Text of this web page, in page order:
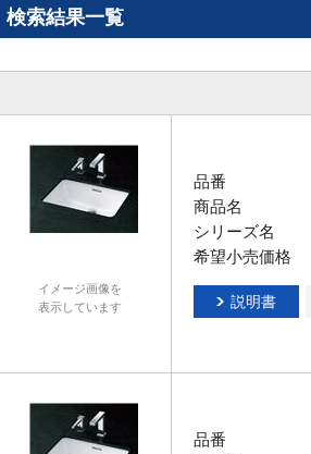
検索結果一覧
イメージ画像を
表示しています
品番
商品名
シリーズ名
希望小売価格
説明書
品番